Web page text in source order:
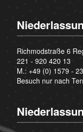
Richmodstraße 6
221 - 920 420 13
M.: +49 (0) 1579 -
Besuch nur nach